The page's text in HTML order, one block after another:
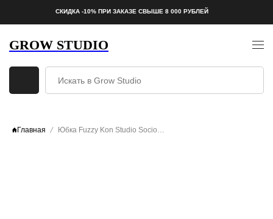
СКИДКА -10% ПРИ ЗАКАЗЕ СВЫШЕ 8 000 РУБЛЕЙ
GROW STUDIO
Главная